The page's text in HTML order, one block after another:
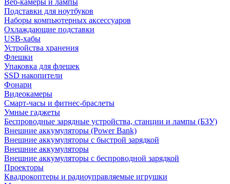
Веб-камеры и лампы
Подставки для ноутбуков
Наборы компьютерных аксессуаров
Охлаждающие подставки
USB-хабы
Устройства хранения
Флешки
Упаковка для флешек
SSD накопители
Фонари
Видеокамеры
Смарт-часы и фитнес-браслеты
Умные гаджеты
Беспроводные зарядные устройства, станции и лампы (БЗУ)
Внешние аккумуляторы (Power Bank)
Внешние аккумуляторы с быстрой зарядкой
Внешние аккумуляторы
Внешние аккумуляторы с беспроводной зарядкой
Проекторы
Квадрокоптеры и радиоуправляемые игрушки